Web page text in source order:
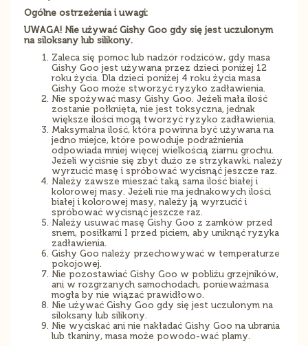
Ogólne ostrzeżenia i uwagi:
UWAGA! Nie używać Gishy Goo gdy się jest uczulonym
na siloksany lub silikony.
Zaleca się pomoc lub nadzór rodziców, gdy masa
Gishy Goo jest używana przez dzieci poniżej 12
roku życia. Dla dzieci poniżej 4 roku życia masa
Gishy Goo może stworzyć ryzyko zadławienia.
Nie spożywać masy Gishy Goo. Jeżeli mała ilość
zostanie połknięta, nie jest toksyczna, jednak
większe ilości mogą tworzyć ryzyko zadławienia.
Maksymalna ilość, która powinna być używana na
jedno miejce, które powoduje podrażnienia
odpowiada mniej więcej wielkością ziarnu grochu.
Jeżeli wyciśnie się zbyt dużo ze strzykawki, należy
wyrzucić masę i spróbować wycisnąć jeszcze raz.
Należy zawsze mieszać taką sama ilość białej i
kolorowej masy. Jeżeli nie ma jednakowych ilości
białej i kolorowej masy, należy ją wyrzucić i
spróbować wycisnąć jeszcze raz.
Należy usuwać masę Gishy Goo z zamków przed
snem, posiłkami I przed piciem, aby uniknąć ryzyka
zadławienia.
Gishy Goo należy przechowywać w temperaturze
pokojowej.
Nie pozostawiać Gishy Goo w pobliżu grzejników,
ani w rozgrzanych samochodach, ponieważmasa
mogła by nie wiązać prawidłowo.
Nie używać Gishy Goo gdy się jest uczulonym na
siloksany lub silikony.
Nie wyciskać ani nie nakładać Gishy Goo na ubrania
lub tkaniny, masa może powodo-wać plamy.